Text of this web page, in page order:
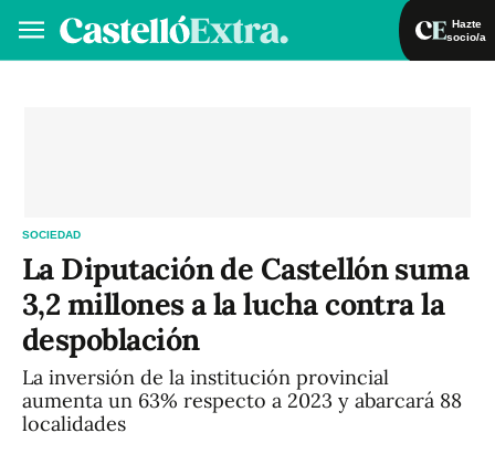
Hazte
socio/a
SOCIEDAD
La Diputación de Castellón suma
3,2 millones a la lucha contra la
despoblación
La inversión de la institución provincial
aumenta un 63% respecto a 2023 y abarcará 88
localidades